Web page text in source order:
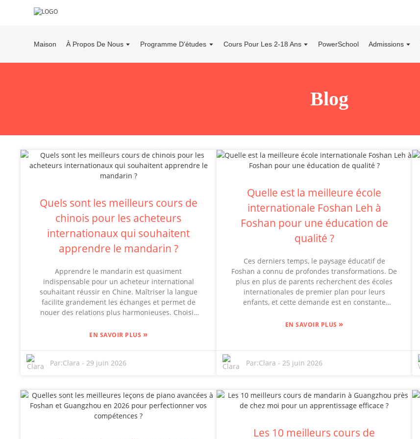
Maison À Propos De Nous Programme D'études Cours Pour Les 2-18 Ans PowerSchool Admissions
Blog
Quels sont les meilleurs cours de
chinois pour les acheteurs
internationaux qui souhaitent
apprendre le mandarin ?
Apprendre le mandarin est quasiment
indispensable pour un acheteur international
souhaitant réussir en Chine. Maîtriser la langue
facilite grandement les échanges et permet de
nouer des relations plus harmonieuses. Choisir
simplifier votre parcours et vous éviter bien des
flexibles et approfondis. Ces programmes sont
convient. De plus, des plateformes en ligne
comme Coursera vous offrent la possibilité de
suivre des cours de haut niveau dispensés par
EN SAVOIR PLUS »
Par:Clara - 29 juin 2026
Quelle est la meilleure école
internationale Foshan Leh à
Foshan pour une éducation de
qualité ?
Ces derniers temps, le paysage éducatif de
Foshan a connu de profondes transformations. De
plus en plus de parents recherchent des écoles
internationales de premier plan pour leurs
enfants, et cette demande est en constante
International School ont vu le jour pour répondre
Consultancy, le nombre d'étudiants
l'éducation internationale séduit de plus en plus
de familles. La Leh International School, en
qu'elle accorde aux activités extrascolaires. On dit
EN SAVOIR PLUS »
Par:Clara - 25 juin 2026
Les 10 meilleurs cours de